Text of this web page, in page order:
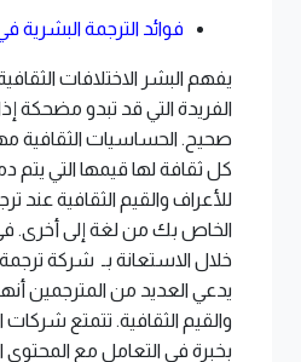
فوائد الترجمة البشرية
يفهم البشر الاختلافات
الفريدة التي قد تبدو مضحكة
صحيح. الحساسيات الثقافية
كل ثقافة لها قيمها التي يتم
للأعراف والقيم الثقافية عند
الخاص بك من لغة إلى أخرى.
خلال الاستعانة بـ شركة
يدعي العديد من المترجمين
والقيم الثقافية. تتمتع
بخبرة في التعامل مع